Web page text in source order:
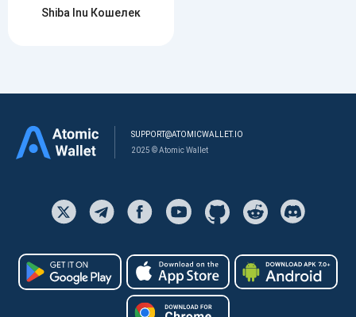
Shiba Inu Кошелек
SUPPORT@ATOMICWALLET.IO
2025 © Atomic Wallet